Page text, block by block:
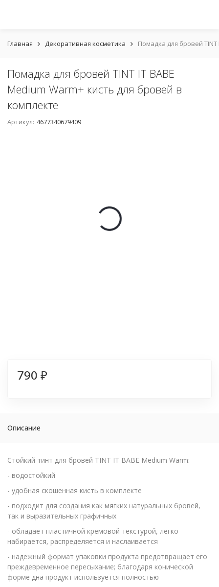
Главная Декоративная косметика Помадка для бровей TINT
Помадка для бровей TINT IT BABE
Medium Warm+ кисть для бровей в
комплекте
Артикул: 4677340679409
790 ₽
Описание
Стойкий тинт для бровей TINT IT BABE Medium Warm:
- водостойкий
- удобная скошенная кисть в комплекте
- подходит для создания как мягких натуральных бровей,
так и выразительных графичных
- обладает пластичной кремовой текстурой, легко
набирается, распределяется и наслаивается
- надежный формат упаковки продукта предотвращает его
преждевременное пересыхание; благодаря конической
форме дна продукт используется полностью